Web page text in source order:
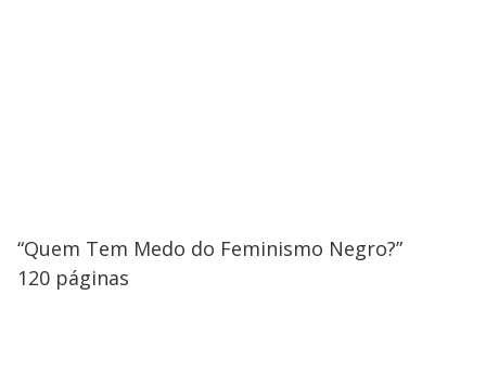
“Quem Tem Medo do Feminismo Negro?”
120 páginas